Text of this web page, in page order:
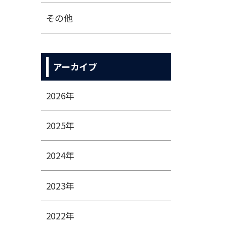
その他
アーカイブ
2026年
2025年
2024年
2023年
2022年